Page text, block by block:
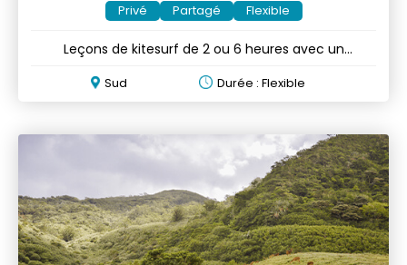
Privé Partagé Flexible
Leçons de kitesurf de 2 ou 6 heures avec un
Sud Durée : Flexible